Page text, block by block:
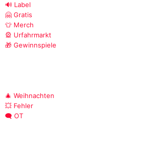
🔊 Label
🤗 Gratis
👕 Merch
🎡 Urfahrmarkt
🎁 Gewinnspiele
🎄 Weihnachten
💥 Fehler
🗨️ OT